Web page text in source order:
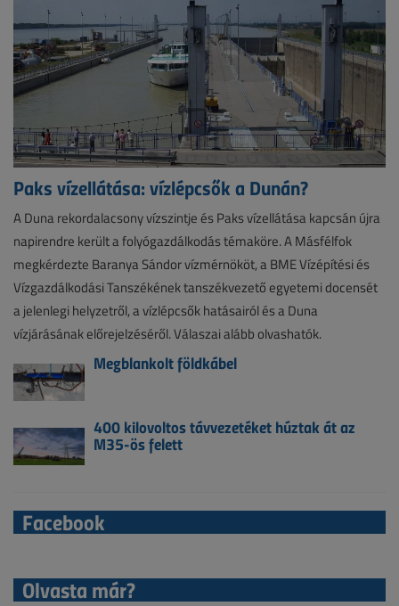
Paks vízellátása: vízlépcsők a Dunán?
A Duna rekordalacsony vízszintje és Paks vízellátása kapcsán újra
napirendre került a folyógazdálkodás témaköre. A Másfélfok
megkérdezte Baranya Sándor vízmérnököt, a BME Vízépítési és
Vízgazdálkodási Tanszékének tanszékvezető egyetemi docensét
a jelenlegi helyzetről, a vízlépcsők hatásairól és a Duna
vízjárásának előrejelzéséről. Válaszai alább olvashatók.
Megblankolt földkábel
400 kilovoltos távvezetéket húztak át az
M35-ös felett
Facebook
Olvasta már?